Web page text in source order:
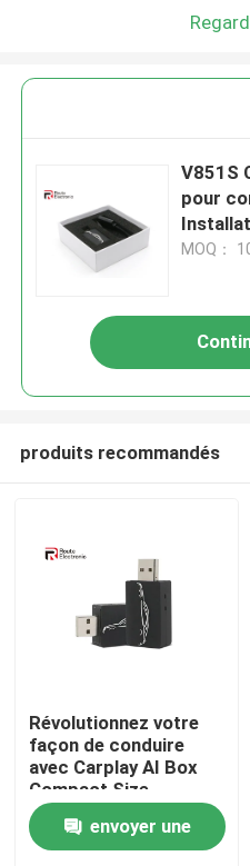
Aperçu
V851S
pour
MOQ：
produits recommandés
Révolutionnez votre
façon de conduire
avec Carplay AI Box
Compact Size
Performance
puissanteenvoyer une